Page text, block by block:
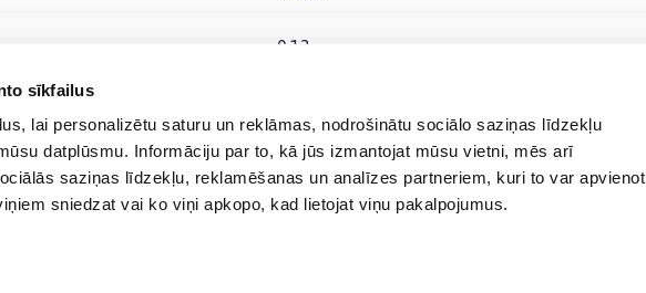
sīkfailus
lai personalizētu saturu un reklāmas, nodrošinātu sociālo saziņas līdzekļu
datplūsmu. Informāciju par to, kā jūs izmantojat mūsu vietni, mēs arī
saziņas līdzekļu, reklamēšanas un analīzes partneriem, kuri to var apvienot
sniedzat vai ko viņi apkopo, kad lietojat viņu pakalpojumus.
0.13